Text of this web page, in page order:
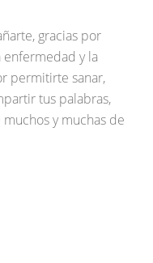
gracias por
y la
permitirte sanar,
tus palabras,
y muchas de